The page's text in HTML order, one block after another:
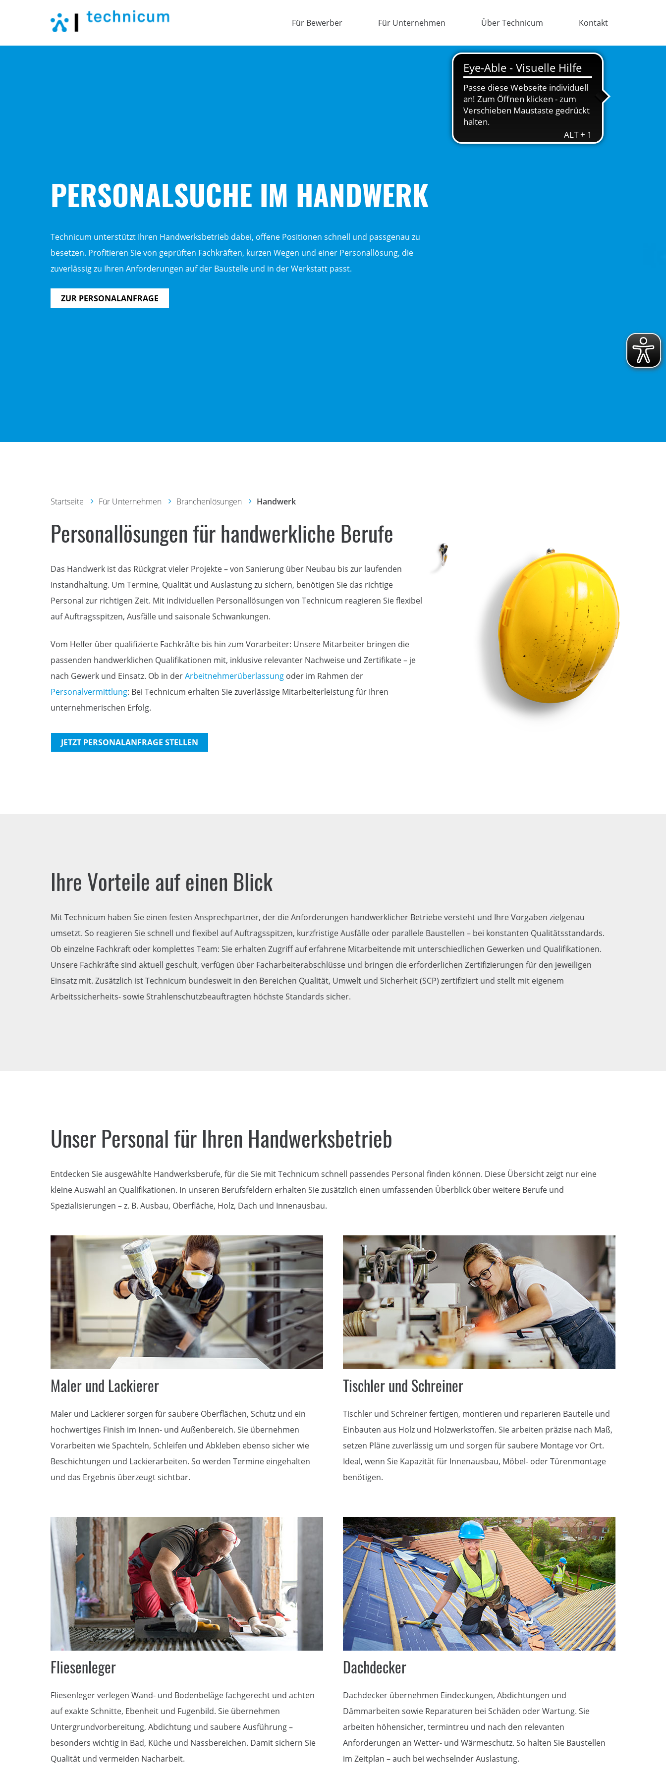
Für Bewerber Für Unternehmen Über Technicum Kontakt
PERSONALSUCHE IM HANDWERK
Technicum unterstützt Ihren Handwerksbetrieb dabei, offene Positionen schnell und passgenau zu
besetzen. Profitieren Sie von geprüften Fachkräften, kurzen Wegen und einer Personallösung, die
zuverlässig zu Ihren Anforderungen auf der Baustelle und in der Werkstatt passt.
ZUR PERSONALANFRAGE
Startseite Für Unternehmen Branchenlösungen Handwerk
Personallösungen für handwerkliche Berufe
Das Handwerk ist das Rückgrat vieler Projekte – von Sanierung über Neubau bis zur laufenden
Instandhaltung. Um Termine, Qualität und Auslastung zu sichern, benötigen Sie das richtige
Personal zur richtigen Zeit. Mit individuellen Personallösungen von Technicum reagieren Sie flexibel
auf Auftragsspitzen, Ausfälle und saisonale Schwankungen.
Vom Helfer über qualifizierte Fachkräfte bis hin zum Vorarbeiter: Unsere Mitarbeiter bringen die
passenden handwerklichen Qualifikationen mit, inklusive relevanter Nachweise und Zertifikate – je
nach Gewerk und Einsatz. Ob in derArbeitnehmerüberlassung oder im Rahmen der
Personalvermittlung: Bei Technicum erhalten Sie zuverlässige Mitarbeiterleistung für Ihren
unternehmerischen Erfolg.
JETZT PERSONALANFRAGE STELLEN
Ihre Vorteile auf einen Blick
Mit Technicum haben Sie einen festen Ansprechpartner, der die Anforderungen handwerklicher Betriebe versteht und Ihre Vorgaben zielgenau
umsetzt. So reagieren Sie schnell und flexibel auf Auftragsspitzen, kurzfristige Ausfälle oder parallele Baustellen – bei konstanten Qualitätsstandards.
Ob einzelne Fachkraft oder komplettes Team: Sie erhalten Zugriff auf erfahrene Mitarbeitende mit unterschiedlichen Gewerken und Qualifikationen.
Unsere Fachkräfte sind aktuell geschult, verfügen über Facharbeiterabschlüsse und bringen die erforderlichen Zertifizierungen für den jeweiligen
Einsatz mit. Zusätzlich ist Technicum bundesweit in den Bereichen Qualität, Umwelt und Sicherheit (SCP) zertifiziert und stellt mit eigenem
Arbeitssicherheits- sowie Strahlenschutzbeauftragten höchste Standards sicher.
Unser Personal für Ihren Handwerksbetrieb
Entdecken Sie ausgewählte Handwerksberufe, für die Sie mit Technicum schnell passendes Personal finden können. Diese Übersicht zeigt nur eine
kleine Auswahl an Qualifikationen. In unseren Berufsfeldern erhalten Sie zusätzlich einen umfassenden Überblick über weitere Berufe und
Spezialisierungen – z. B. Ausbau, Oberfläche, Holz, Dach und Innenausbau.
Maler und Lackierer
Maler und Lackierer sorgen für saubere Oberflächen, Schutz und ein
hochwertiges Finish im Innen- und Außenbereich. Sie übernehmen
Vorarbeiten wie Spachteln, Schleifen und Abkleben ebenso sicher wie
Beschichtungen und Lackierarbeiten. So werden Termine eingehalten
und das Ergebnis überzeugt sichtbar.
Tischler und Schreiner
Tischler und Schreiner fertigen, montieren und reparieren Bauteile und
Einbauten aus Holz und Holzwerkstoffen. Sie arbeiten präzise nach Maß,
setzen Pläne zuverlässig um und sorgen für saubere Montage vor Ort.
Ideal, wenn Sie Kapazität für Innenausbau, Möbel- oder Türenmontage
benötigen.
Fliesenleger
Fliesenleger verlegen Wand- und Bodenbeläge fachgerecht und achten
auf exakte Schnitte, Ebenheit und Fugenbild. Sie übernehmen
Untergrundvorbereitung, Abdichtung und saubere Ausführung –
besonders wichtig in Bad, Küche und Nassbereichen. Damit sichern Sie
Qualität und vermeiden Nacharbeit.
Dachdecker
Dachdecker übernehmen Eindeckungen, Abdichtungen und
Dämmarbeiten sowie Reparaturen bei Schäden oder Wartung. Sie
arbeiten höhensicher, termintreu und nach den relevanten
Anforderungen an Wetter- und Wärmeschutz. So halten Sie Baustellen
im Zeitplan – auch bei wechselnder Auslastung.